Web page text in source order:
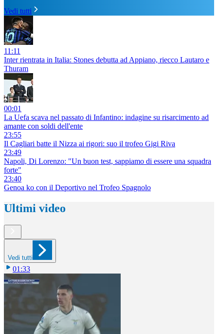
Vedi tutti
11:11
Inter rientrata in Italia: Stones debutta ad Appiano, riecco Lautaro e
Thuram
00:01
La Uefa scava nel passato di Infantino: indagine su risarcimento ad
amante con soldi dell'ente
23:55
Il Cagliari batte il Nizza ai rigori: suo il trofeo Gigi Riva
23:49
Napoli, Di Lorenzo: "Un buon test, sappiamo di essere una squadra
forte"
23:40
Genoa ko con il Deportivo nel Trofeo Spagnolo
Ultimi video
Vedi tutti
01:33